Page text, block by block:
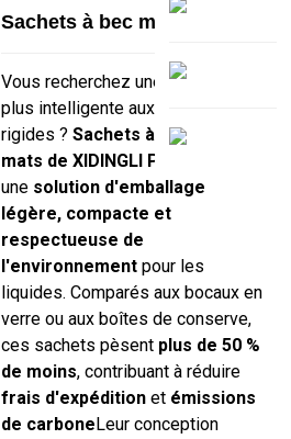
Sachets à bec mat
Vous recherchez une alternative
plus intelligente aux conteneurs
rigides ? Sachets à bec verseur
mats de XIDINGLI PACK
une solution d'emballage
légère, compacte et
respectueuse de
l'environnementpour les
liquides. Comparés aux bocaux en
verre ou aux boîtes de conserve,
ces sachets pèsent plus de 50 %
de moins, contribuant à réduire
frais d'expéditionet émissions
de carboneLeur conception